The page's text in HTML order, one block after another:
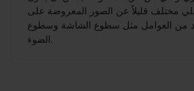
مختلف قليلاً عن الصور المعروضة على
من العوامل مثل سطوع الشاشة وسطوع
الضوء.